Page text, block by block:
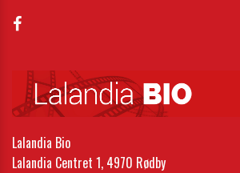
Lalandia Bio
Lalandia Centret 1, 4970 Rødby